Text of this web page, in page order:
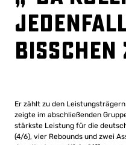
bisschen
Er zählt zu den
zeigte im abschließenden
stärkste Leistung für die
(4/6), vier Rebounds und zwei